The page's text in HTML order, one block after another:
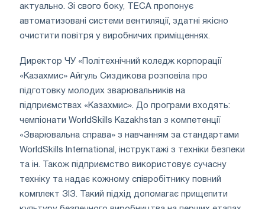
актуально. Зі свого боку, TECA пропонує
автоматизовані системи вентиляції, здатні якісно
очистити повітря у виробничих приміщеннях.
Директор ЧУ «Політехнічний коледж корпорації
«Казахмис» Айгуль Сиздикова розповіла про
підготовку молодих зварювальників на
підприємствах «Казахмис». До програми входять:
чемпіонати WorldSkills Kazakhstan з компетенції
«Зварювальна справа» з навчанням за стандартами
WorldSkills International, інструктажі з техніки безпеки
та ін. Також підприємство використовує сучасну
техніку та надає кожному співробітнику повний
комплект ЗІЗ. Такий підхід допомагає прищепити